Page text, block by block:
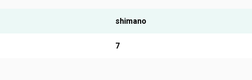
shimano
7